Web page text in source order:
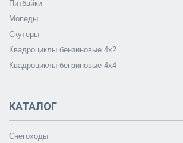
Питбайки
Мопеды
Скутеры
Квадроциклы бензиновые 4х2
Квадроциклы бензиновые 4х4
КАТАЛОГ
Снегоходы